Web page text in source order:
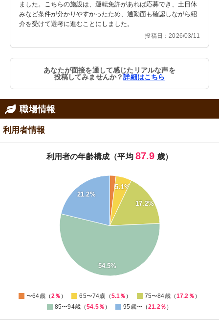
ました。こちらの施設は、運転免許があれば応募でき、土日休
みなど条件が分かりやすかったため、通勤面も確認しながら紹
介を受けて選考に進むことにしました。
投稿日：2026/03/11
あなたが面接を通して感じたリアルな声を
投稿してみませんか？詳細はこちら
職場情報
利用者情報
利用者の年齢構成（平均 87.9 歳）
5.1%
17.2%
54.5%
21.2%
〜64歳（2％ ） 65〜74歳（5.1％ ） 75〜84歳（17.2％ ）
85〜94歳（54.5％ ） 95歳〜（21.2％ ）